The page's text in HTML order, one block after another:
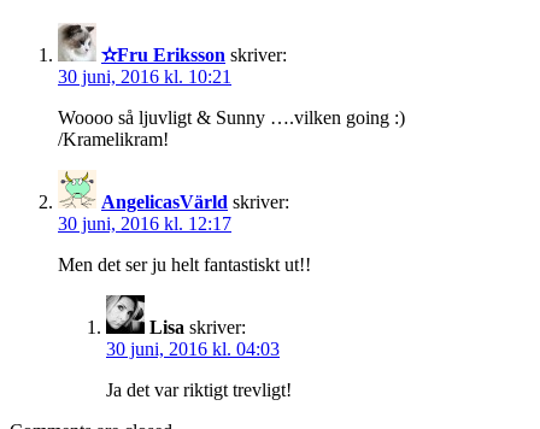
✫Fru Eriksson skriver:
30 juni, 2016 kl. 10:21
Woooo så ljuvligt & Sunny ….vilken going :)
/Kramelikram!
AngelicasVärld skriver:
30 juni, 2016 kl. 12:17
Men det ser ju helt fantastiskt ut!!
Lisa skriver:
30 juni, 2016 kl. 04:03
Ja det var riktigt trevligt!